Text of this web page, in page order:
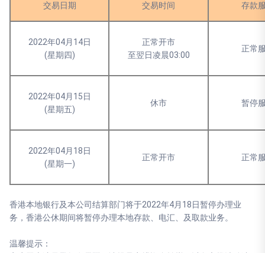
交易日期 交易时间 存款
2022年04月14日
(星期四)
正常开市
至翌日凌晨03:00
正常
2022年04月15日
(星期五)
休市 暂停
2022年04月18日
(星期一)
正常开市 正常
香港本地银行及本公司结算部门将于2022年4月18日暂停办理业
务，香港公休期间将暂停办理本地存款、电汇、及取款业务。
温馨提示：